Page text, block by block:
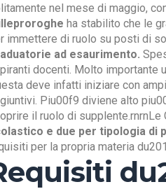
nel mese di maggio,
ha stabilito che le
immettere di ruolo su posti di
ad esaurimento.
docenti. Molto importante
deve infatti iniziare con
Piu00f9 diviene alto
il ruolo di supplente.rnrnLe
e due per tipologia di
per la propria materia